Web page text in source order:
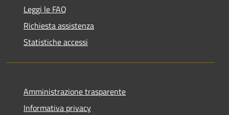
Leggi le FAQ
Richiesta assistenza
Statistiche accessi
Amministrazione trasparente
Informativa privacy